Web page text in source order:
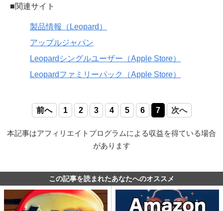
■関連サイト
製品情報（Leopard）
アップルジャパン
Leopardシングルユーザー（Apple Store）
Leopardファミリーパック（Apple Store）
前へ 1 2 3 4 5 6 7 次へ
本記事はアフィリエイトプログラムによる収益を得ている場合
があります
この記事を読まれたあなたへのオススメ